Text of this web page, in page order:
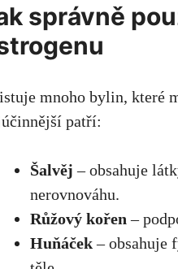
správně
mnoho bylin, které
patří:
Šalvěj – obsahuje
nerovnováhu.
Růžový kořen –
Huňáček– obsahuje